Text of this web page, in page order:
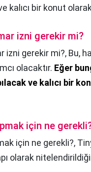
kalıcı bir konut
izni gerekir mi?
izni gerekir mi?, Bu,
olacaktır. Eğer
ve kalıcı bir
için ne
için ne gerekli?,
olarak